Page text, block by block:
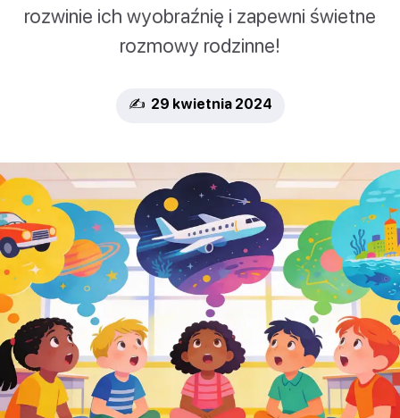
rozwinie ich wyobraźnię i zapewni świetne
rozmowy rodzinne!
✍️ 29 kwietnia 2024